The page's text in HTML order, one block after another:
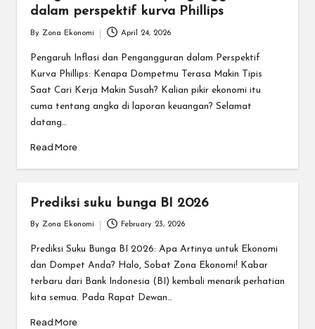
dalam perspektif kurva Phillips
by
By Zona Ekonomi April 24, 2026
Pengaruh Inflasi dan Pengangguran dalam Perspektif
Kurva Phillips: Kenapa Dompetmu Terasa Makin Tipis
Saat Cari Kerja Makin Susah? Kalian pikir ekonomi itu
cuma tentang angka di laporan keuangan? Selamat
datang…
Read More
Prediksi suku bunga BI 2026
by
By Zona Ekonomi February 23, 2026
Prediksi Suku Bunga BI 2026: Apa Artinya untuk Ekonomi
dan Dompet Anda? Halo, Sobat Zona Ekonomi! Kabar
terbaru dari Bank Indonesia (BI) kembali menarik perhatian
kita semua. Pada Rapat Dewan…
Read More